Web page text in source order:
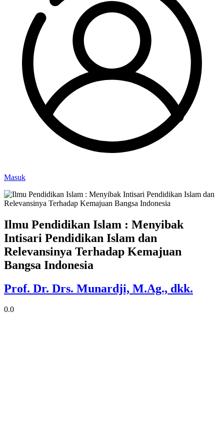
Masuk
Ilmu Pendidikan Islam : Menyibak
Intisari Pendidikan Islam dan
Relevansinya Terhadap Kemajuan
Bangsa Indonesia
Prof. Dr. Drs. Munardji, M.Ag., dkk.
0.0